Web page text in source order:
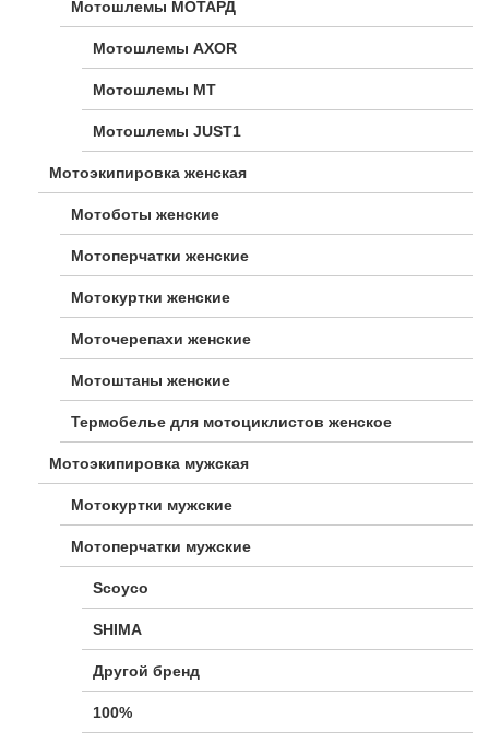
Мотошлемы МОТАРД
Мотошлемы AXOR
Мотошлемы MT
Мотошлемы JUST1
Мотоэкипировка женская
Мотоботы женские
Мотоперчатки женские
Мотокуртки женские
Моточерепахи женские
Мотоштаны женские
Термобелье для мотоциклистов женское
Мотоэкипировка мужская
Мотокуртки мужские
Мотоперчатки мужские
Scoyco
SHIMA
Другой бренд
100%